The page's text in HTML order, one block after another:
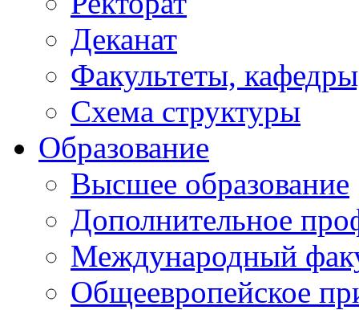
Деканат
Факультеты,
Схема структуры
Образование
Высшее образование
Дополнительное
Международный
Общеевропейское